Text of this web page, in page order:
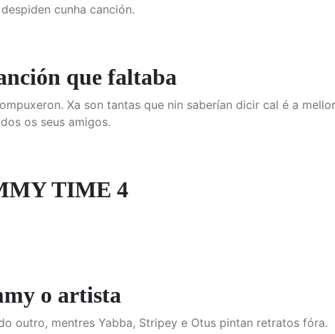
cunha canción.
que faltaba
Xa son tantas que nin saberían dicir cal é a
os seus amigos.
TIME 4
o artista
outro, mentres Yabba, Stripey e Otus pintan retratos fóra.